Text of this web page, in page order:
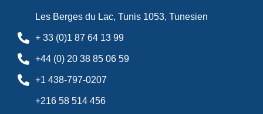
Les Berges du Lac, Tunis 1053, Tunesien
+ 33 (0)1 87 64 13 99
+44 (0) 20 38 85 06 59
+1 438-797-0207
+216 58 514 456